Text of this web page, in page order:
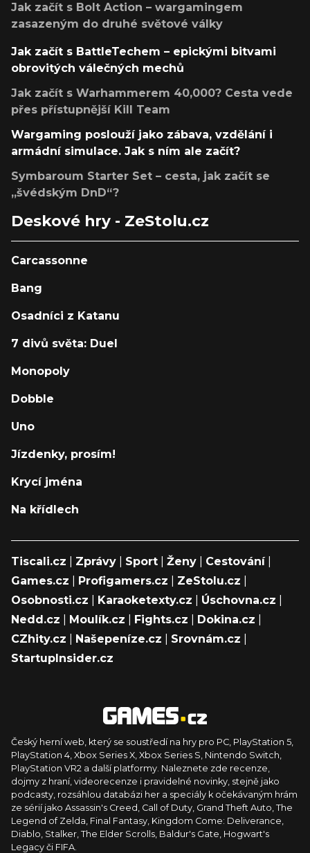
Jak začít s Bolt Action – wargamingem
zasazeným do druhé světové války
Jak začít s BattleTechem – epickými bitvami
obrovitých válečných mechů
Jak začít s Warhammerem 40,000? Cesta vede
přes přístupnější Kill Team
Wargaming poslouží jako zábava, vzdělání i
armádní simulace. Jak s ním ale začít?
Symbaroum Starter Set – cesta, jak začít se
„švédským DnD“?
Deskové hry - ZeStolu.cz
Carcassonne
Bang
Osadníci z Katanu
7 divů světa: Duel
Monopoly
Dobble
Uno
Jízdenky, prosím!
Krycí jména
Na křídlech
Tiscali.cz Zprávy Sport Ženy Cestování|
Games.cz
Profigamers.cz ZeStolu.cz
Osobnosti.cz
Karaoketexty.cz Úschovna.cz
Nedd.cz
Moulík.cz Fights.cz Dokina.cz
CZhity.cz
Našepeníze.cz Srovnám.cz
StartupInsider.cz
Český herní web, který se soustředí na hry pro PC, PlayStation 5,
PlayStation 4, Xbox Series X, Xbox Series S, Nintendo Switch,
PlayStation VR2 a další platformy. Naleznete zde recenze,
dojmy z hraní, videorecenze i pravidelné novinky, stejně jako
podcasty, rozsáhlou databázi her a speciály k očekávaným hrám
ze sérií jako Assassin's Creed, Call of Duty, Grand Theft Auto, The
Legend of Zelda, Final Fantasy, Kingdom Come: Deliverance,
Diablo, Stalker, The Elder Scrolls, Baldur's Gate, Hogwart's
Legacy či FIFA.